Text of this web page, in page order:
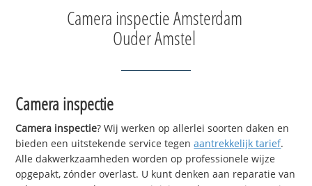
Camera inspectie Amsterdam
Ouder Amstel
Camera inspectie
Camera inspectie? Wij werken op allerlei soorten daken en
bieden een uitstekende service tegenaantrekkelijk tarief.
Alle dakwerkzaamheden worden op professionele wijze
opgepakt, zónder overlast. U kunt denken aan reparatie van